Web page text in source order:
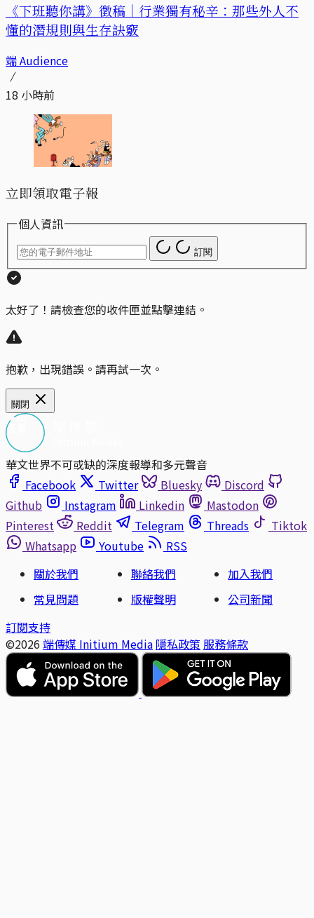
《下班聽你講》徵稿｜行業獨有秘辛：那些外人不
懂的潛規則與生存訣竅
端 Audience
18 小時前
立即領取電子報
個人資訊
訂閱
太好了！請檢查您的收件匣並點擊連結。
抱歉，出現錯誤。請再試一次。
關閉
華文世界不可或缺的深度報導和多元聲音
Facebook
Twitter Bluesky
Discord
Github
Instagram Linkedin
Mastodon
Pinterest
Reddit Telegram Threads
Tiktok
Whatsapp
Youtube
RSS
關於我們
聯絡我們
加入我們
常見問題
版權聲明
公司新聞
訂閱支持
©2026 端傳媒 Initium Media 隱私政策 服務條款